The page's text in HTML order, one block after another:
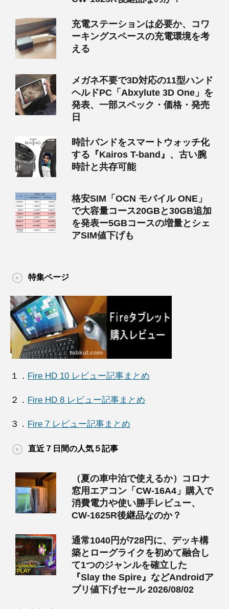
充電ステーションは必要か、コワ
ーキングスペースの充電環境を考
える
メガネ不要で3D対応の11型ハンド
ヘルドPC「Abxylute 3D One」を
発表、一部スペック・価格・発売
日
時計バンドをスマートウォッチ化
する『Kairos T-band』、古い腕
時計と共存可能
格安SIM「OCN モバイル ONE」
で大容量コース20GBと30GB追加
を発表ー5GBコースの増量とシェ
アSIM値下げも
特集ページ
１． Fire HD 10 レビュー記事まとめ
２． Fire HD 8 レビュー記事まとめ
３． Fire 7 レビュー記事まとめ
直近７日間の人気５記事
（夏の車中泊で使えるか）コロナ
窓用エアコン「CW-16A4」購入で
消費電力や使い勝手レビュー、
CW-1625R後継品なのか？
通常1040円が728円に、デッキ構
築とローグライクを初めて融合し
て1つのジャンルを確立した
『Slay the Spire』などAndroidア
プリ値下げセール 2026/08/02